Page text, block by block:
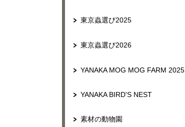
東京蟲選び2025
東京蟲選び2026
YANAKA MOG MOG FARM 2025
YANAKA BIRD'S NEST
素材の動物園